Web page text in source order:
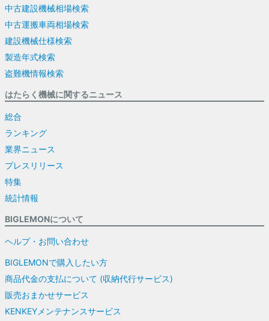
中古建設機械相場検索
中古運搬車両相場検索
建設機械仕様検索
製造年式検索
盗難機情報検索
はたらく機械に関するニュース
総合
ランキング
業界ニュース
プレスリリース
特集
統計情報
BIGLEMONについて
ヘルプ・お問い合わせ
BIGLEMONで購入したい方
商品代金の支払について (収納代行サービス)
販売おまかせサービス
KENKEYメンテナンスサービス